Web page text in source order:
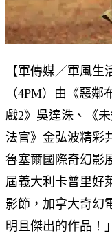
【軍傳媒／軍風生
（4PM）由《惡
戲2》吳達洙、《
法官》金弘波精彩
魯塞爾國際奇幻影
屆義大利卡普里好
影節，加拿大奇幻
明且傑出的作品！